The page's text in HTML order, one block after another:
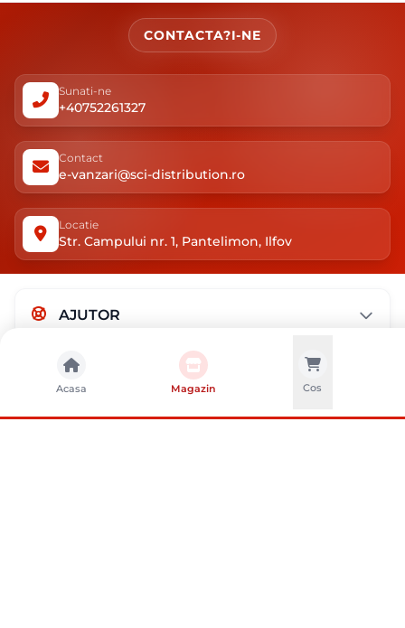
Acasa Magazin Cos
CONTACTA?I-NE
Sunati-ne
+40752261327
Contact
e-vanzari@sci-distribution.ro
Locatie
Str. Campului nr. 1, Pantelimon, Ilfov
AJUTOR